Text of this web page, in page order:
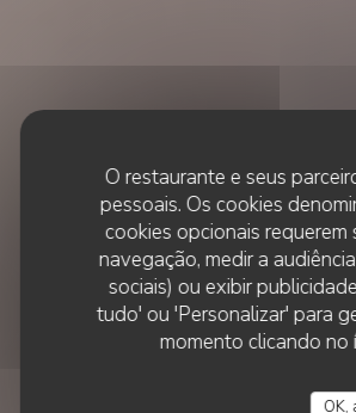
O restaurante e seus
pessoais. Os cookies
cookies opcionais
navegação, medir a
sociais) ou exibir
tudo' ou 'Personalizar' para
momento clicando no
OK,
Le